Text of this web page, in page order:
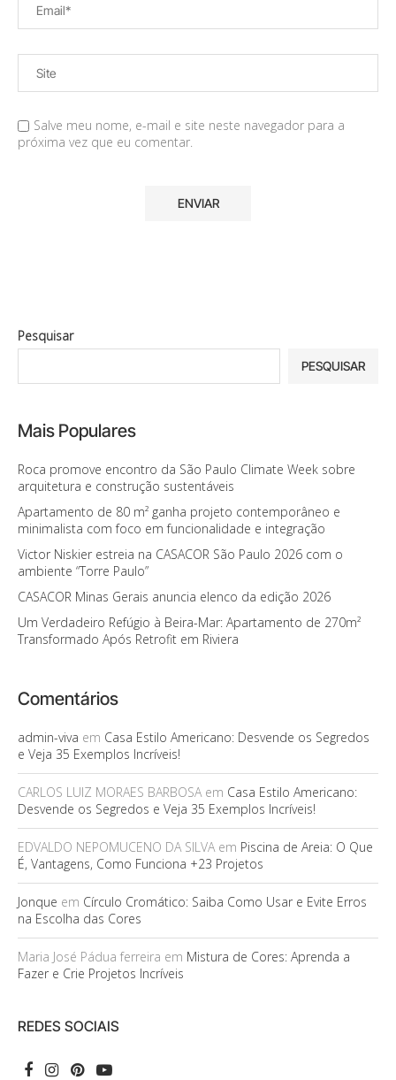
Salve meu nome, e-mail e site neste navegador para a
próxima vez que eu comentar.
Pesquisar
PESQUISAR
Mais Populares
Roca promove encontro da São Paulo Climate Week sobre
arquitetura e construção sustentáveis
Apartamento de 80 m² ganha projeto contemporâneo e
minimalista com foco em funcionalidade e integração
Victor Niskier estreia na CASACOR São Paulo 2026 com o
ambiente “Torre Paulo”
CASACOR Minas Gerais anuncia elenco da edição 2026
Um Verdadeiro Refúgio à Beira-Mar: Apartamento de 270m²
Transformado Após Retrofit em Riviera
Comentários
admin-viva em Casa Estilo Americano: Desvende os Segredos
e Veja 35 Exemplos Incríveis!
CARLOS LUIZ MORAES BARBOSAem Casa Estilo Americano:
Desvende os Segredos e Veja 35 Exemplos Incríveis!
EDVALDO NEPOMUCENO DA SILVAem Piscina de Areia: O Que
É, Vantagens, Como Funciona +23 Projetos
Jonque em Círculo Cromático: Saiba Como Usar e Evite Erros
na Escolha das Cores
Maria José Pádua ferreira em Mistura de Cores: Aprenda a
Fazer e Crie Projetos Incríveis
REDES SOCIAIS